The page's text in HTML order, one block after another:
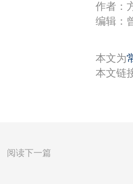
作者：
编辑：
本文为
本文链
阅读下一篇